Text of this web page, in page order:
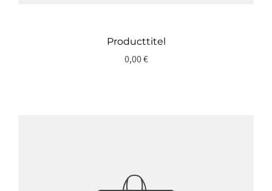
Producttitel
0,00 €